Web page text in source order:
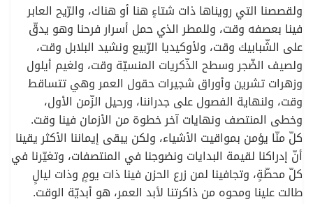
ولقصصنا التي رويناها ذات شتاءٍ هنا أو هناك، والرّيح العابر
فينا بعصفه وقت، وللمطر الذي حمل أسرار فرحنا وهو يدقّ
على الشّبابيك وقت، ولأوكيديا الرّبيع ونشيد البلابل وقت،
ولصيف الضّجر وسطح الذّكريات المنسيّة وقت، ولغيم أيلول
وزهرات تشرين وأوراق شجيرات حقول العمر وهي تتساقط
وقت، ولنهاية الفصول على جدراننا، ورحيل الزّمن الأول،
وخطى المنتصف ونهايات آخر خطوة من الأزمان فينا وقت.
كلّ منّا يؤمن بمواقيت الأشياء، ولكن يبقى إيماننا الأكثر يقينا
أنّ إدراكنا لقيمة البدايات ونضوجنا في المنتصفات، وتغيّرنا في
كلّ محطّةٍ، وتجافينا لمن زرع الحزن فينا ذات يومٍ وذات ليالٍ
طالت علينا ومحوه من ذاكرتنا لأبد العمر، هو أبديّة الوقت.